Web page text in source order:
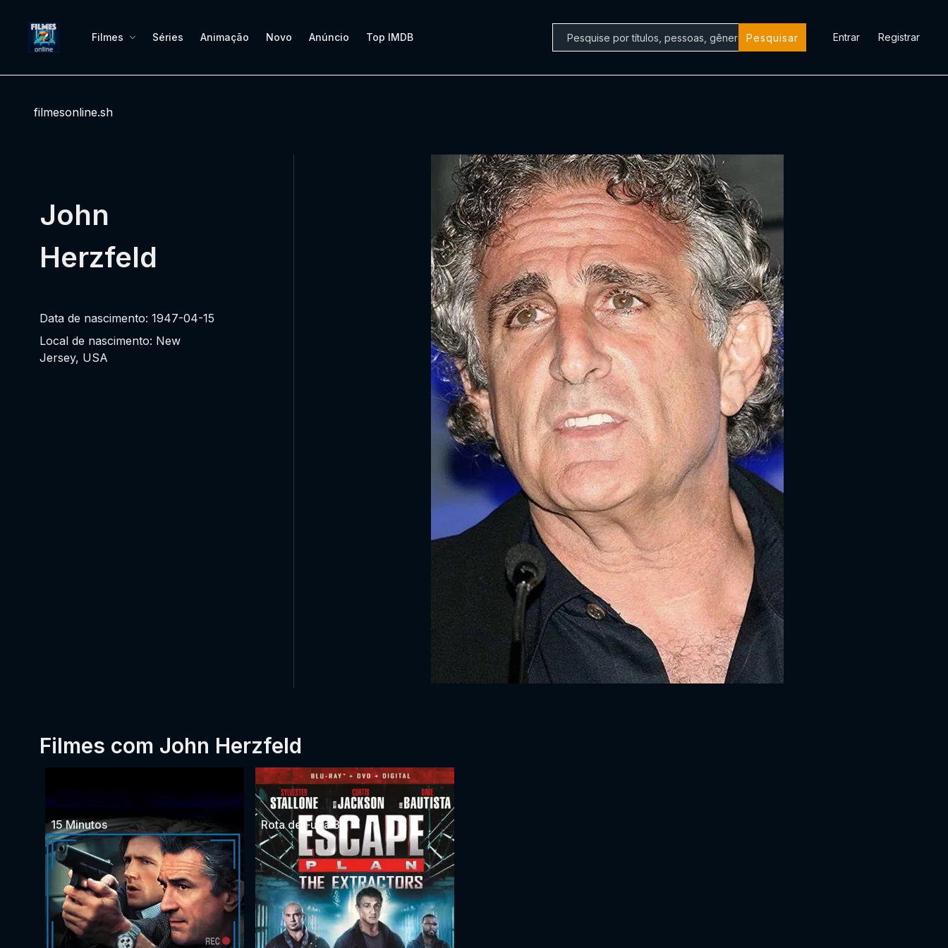
Filmes Séries Animação Novo Anúncio Top IMDB Pesquisar Entrar Registrar
filmesonline.sh
John
Herzfeld
Data de nascimento: 1947-04-15
Local de nascimento: New
Jersey, USA
Filmes com John Herzfeld
15 Minutos Rota de Fuga 3